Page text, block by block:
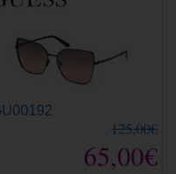
125,00€
65,00€